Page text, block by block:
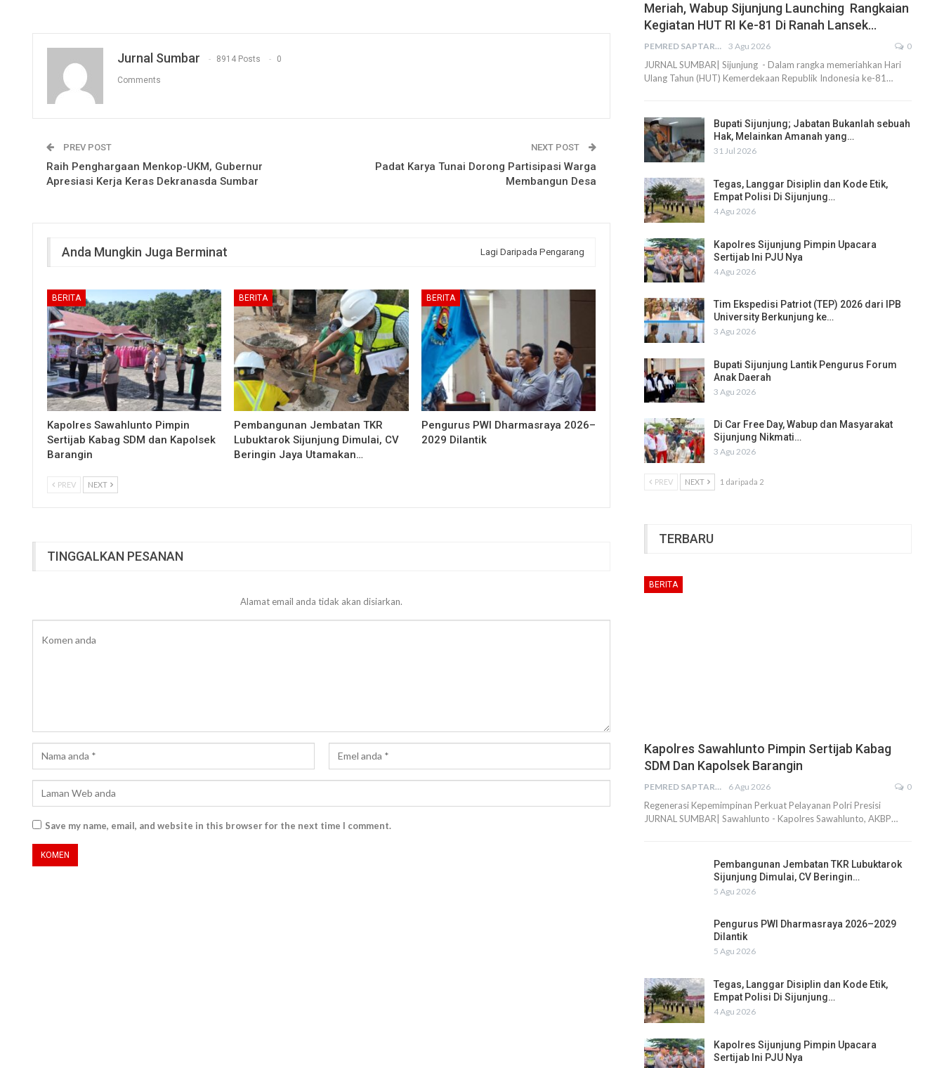
Jurnal Sumbar 8914 Posts 0
Comments
PREV POST
Raih Penghargaan Menkop-UKM, Gubernur
Apresiasi Kerja Keras Dekranasda Sumbar
NEXT POST
Padat Karya Tunai Dorong Partisipasi Warga
Membangun Desa
Anda Mungkin Juga Berminat Lagi Daripada Pengarang
BERITA
Kapolres Sawahlunto Pimpin
Sertijab Kabag SDM dan Kapolsek
Barangin
BERITA
Pembangunan Jembatan TKR
Lubuktarok Sijunjung Dimulai, CV
Beringin Jaya Utamakan…
BERITA
Pengurus PWI Dharmasraya 2026–
2029 Dilantik
PREV NEXT
TINGGALKAN PESANAN
Alamat email anda tidak akan disiarkan.
Save my name, email, and website in this browser for the next time I comment.
Meriah, Wabup Sijunjung Launching Rangkaian
Kegiatan HUT RI Ke-81 Di Ranah Lansek…
PEMRED SAPTARIUS 3 Agu 2026 0
JURNAL SUMBAR| Sijunjung - Dalam rangka memeriahkan Hari
Ulang Tahun (HUT) Kemerdekaan Republik Indonesia ke-81…
Bupati Sijunjung; Jabatan Bukanlah sebuah
Hak, Melainkan Amanah yang…
31 Jul 2026
Tegas, Langgar Disiplin dan Kode Etik,
Empat Polisi Di Sijunjung…
4 Agu 2026
Kapolres Sijunjung Pimpin Upacara
Sertijab Ini PJU Nya
4 Agu 2026
Tim Ekspedisi Patriot (TEP) 2026 dari IPB
University Berkunjung ke…
3 Agu 2026
Bupati Sijunjung Lantik Pengurus Forum
Anak Daerah
3 Agu 2026
Di Car Free Day, Wabup dan Masyarakat
Sijunjung Nikmati…
3 Agu 2026
PREV NEXT 1 daripada 2
TERBARU
BERITA
Kapolres Sawahlunto Pimpin Sertijab Kabag
SDM Dan Kapolsek Barangin
PEMRED SAPTARIUS 6 Agu 2026 0
Regenerasi Kepemimpinan Perkuat Pelayanan Polri Presisi
JURNAL SUMBAR| Sawahlunto - Kapolres Sawahlunto, AKBP…
Pembangunan Jembatan TKR Lubuktarok
Sijunjung Dimulai, CV Beringin…
5 Agu 2026
Pengurus PWI Dharmasraya 2026–2029
Dilantik
5 Agu 2026
Tegas, Langgar Disiplin dan Kode Etik,
Empat Polisi Di Sijunjung…
4 Agu 2026
Kapolres Sijunjung Pimpin Upacara
Sertijab Ini PJU Nya